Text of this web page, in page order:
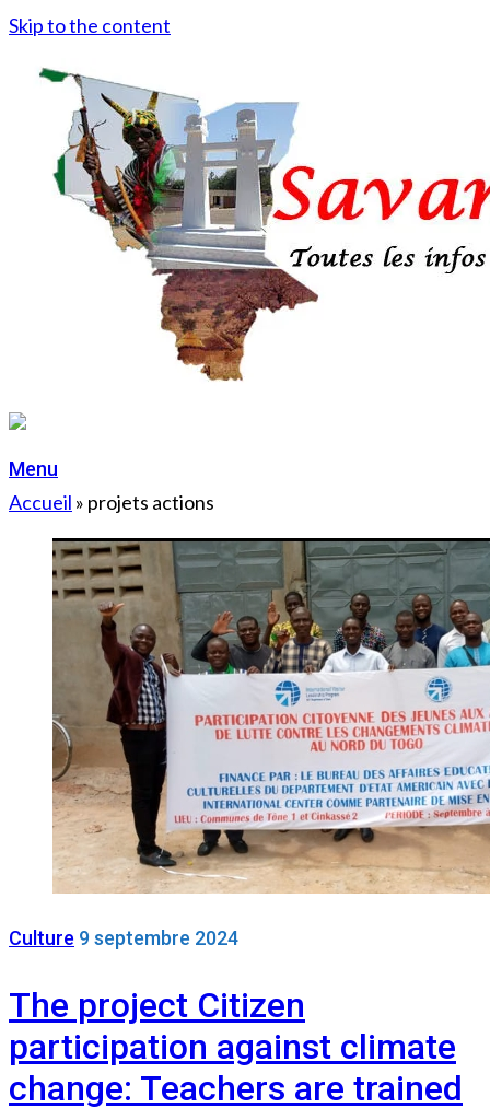
Skip to the content
Menu
Accueil » projets actions
Culture 9 septembre 2024
The project Citizen
participation against climate
change: Teachers are trained